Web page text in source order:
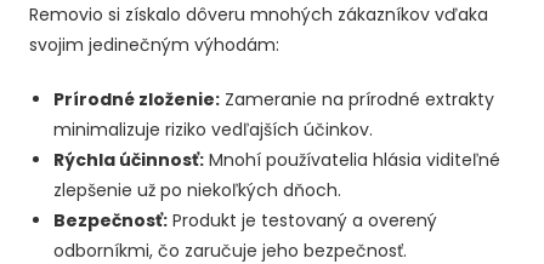
Removio si získalo dôveru mnohých zákazníkov vďaka
svojim jedinečným výhodám:
Prírodné zloženie: Zameranie na prírodné extrakty
minimalizuje riziko vedľajších účinkov.
Rýchla účinnosť: Mnohí používatelia hlásia viditeľné
zlepšenie už po niekoľkých dňoch.
Bezpečnosť: Produkt je testovaný a overený
odborníkmi, čo zaručuje jeho bezpečnosť.